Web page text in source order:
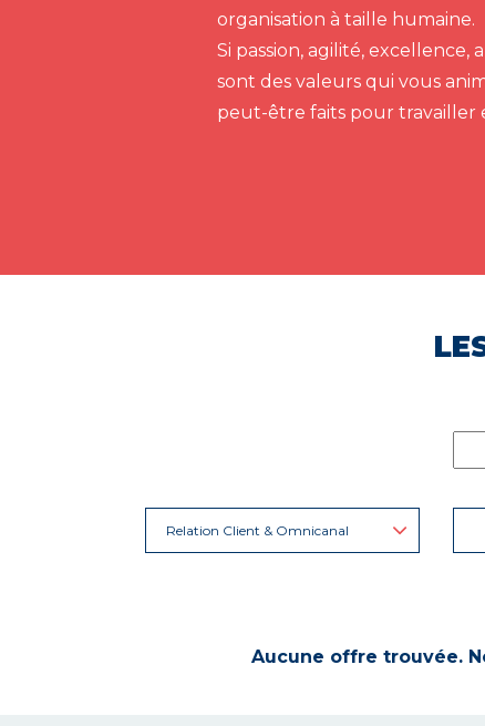
organisation à taille humaine.
Si passion, agilité,
sont des valeurs qui vous
peut-être faits pour travailler
Relation Client & Omnicanal
Aucune offre trouvée.